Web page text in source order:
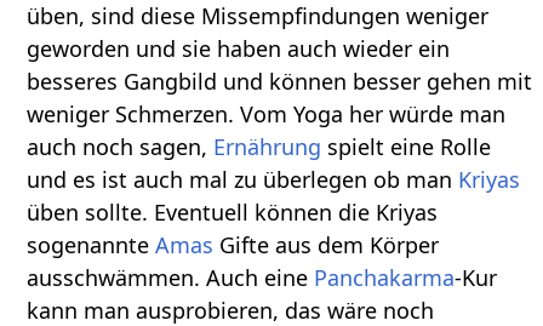
üben, sind diese Missempfindungen weniger
geworden und sie haben auch wieder ein
besseres Gangbild und können besser gehen mit
weniger Schmerzen. Vom Yoga her würde man
auch noch sagen, Ernährung spielt eine Rolle
und es ist auch mal zu überlegen ob man Kriyas
üben sollte. Eventuell können die Kriyas
sogenannteAmas Gifte aus dem Körper
ausschwämmen. Auch eine Panchakarma-Kur
kann man ausprobieren, das wäre noch